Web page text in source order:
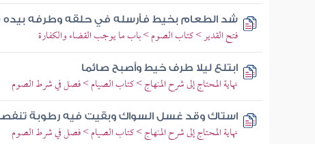
شد الطعام بخيط فأرسله في حلقه وطرفه بيده
فتح القدير > كتاب الصوم > باب ما يوجب القضاء والكفارة
ابتلع ليلا طرف خيط وأصبح صائما
نهاية المحتاج إلى شرح المنهاج > كتاب الصيام > فصل في شرط الصوم
استاك وقد غسل السواك وبقيت فيه رطوبة
نهاية المحتاج إلى شرح المنهاج > كتاب الصيام > فصل في شرط الصوم